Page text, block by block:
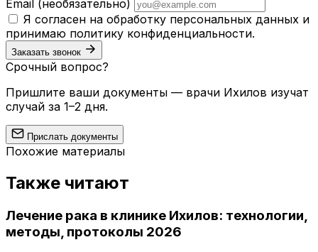
Email (необязательно)
Я согласен на обработку персональных данных и
принимаю политику конфиденциальности.
Заказать звонок
Срочный вопрос?
Пришлите ваши документы — врачи Ихилов изучат
случай за 1–2 дня.
Прислать документы
Похожие материалы
Также читают
Лечение рака в клинике Ихилов: технологии,
методы, протоколы 2026